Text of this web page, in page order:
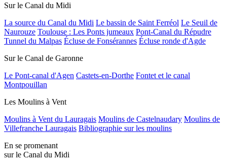
Sur le Canal du Midi
La source du Canal du Midi Le bassin de Saint Ferréol Le Seuil de
Naurouze Toulouse : Les Ponts jumeaux Pont-Canal du Répudre
Tunnel du Malpas Écluse de Fonsérannes Écluse ronde d'Agde
Sur le Canal de Garonne
Le Pont-canal d'Agen Castets-en-Dorthe Fontet et le canal
Montpouillan
Les Moulins à Vent
Moulins à Vent du Lauragais Moulins de Castelnaudary Moulins de
Villefranche Lauragais Bibliographie sur les moulins
En se promenant
sur le Canal du Midi